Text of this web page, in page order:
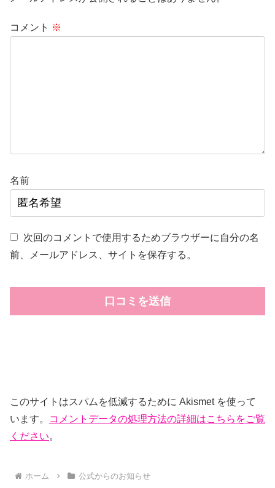
コメント ※
名前
次回のコメントで使用するためブラウザーに自分の名
前、メールアドレス、サイトを保存する。
このサイトはスパムを低減するために Akismet を使って
います。
コメントデータの処理方法の詳細はこちらをご覧
ください。
ホーム 公式からのお知らせ